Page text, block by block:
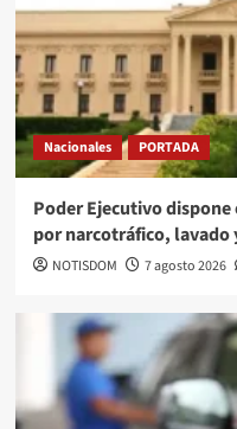
Nacionales PORTADA
Poder Ejecutivo
por narcotráfico, lavado
NOTISDOM 7 agosto 2026